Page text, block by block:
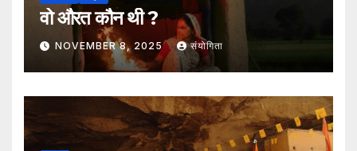
वो औरत कौन थी ?
NOVEMBER 8, 2025 संयोगिता